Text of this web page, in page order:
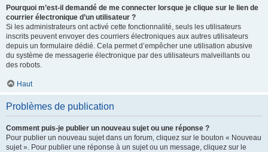
Pourquoi m’est-il demandé de me connecter lorsque je clique sur le lien de
courrier électronique d’un utilisateur ?
Si les administrateurs ont activé cette fonctionnalité, seuls les utilisateurs
inscrits peuvent envoyer des courriers électroniques aux autres utilisateurs
depuis un formulaire dédié. Cela permet d’empêcher une utilisation abusive
du système de messagerie électronique par des utilisateurs malveillants ou
des robots.
Haut
Problèmes de publication
Comment puis-je publier un nouveau sujet ou une réponse ?
Pour publier un nouveau sujet dans un forum, cliquez sur le bouton « Nouveau
sujet ». Pour publier une réponse à un sujet ou un message, cliquez sur le